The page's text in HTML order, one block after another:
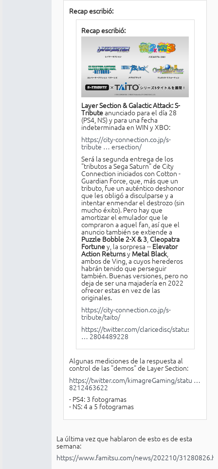
Recap escribió:
Recap escribió:
Layer Section & Galactic Attack: S-
Tributeanunciado para el día 28
(PS4, NS) y para una fecha
indeterminada en WIN y XBO:
https://city-connection.co.jp/s-
tribute … ersection/
Será la segunda entrega de los
"tributos a Sega Saturn" de City
Connection iniciados con Cotton -
Guardian Force, que, más que un
tributo, fue un auténtico deshonor
que les obligó a disculparse y a
intentar enmendar el destrozo (sin
mucho éxito). Pero hay que
amortizar el emulador que le
compraron a aquel fan, así que el
anuncio también se extiende a
Puzzle Bobble 2-X & 3, Cleopatra
Fortuney, la sorpresa -- Elevator
Action Returnsy Metal Black,
ambos de Ving, a cuyos herederos
habrán tenido que perseguir
también. Buenas versiones, pero no
deja de ser una majadería en 2022
ofrecer estas en vez de las
originales.
https://city-connection.co.jp/s-
tribute/taito/
https://twitter.com/claricedisc/status/
… 2804489228
Algunas mediciones de la respuesta al
control de las "demos" de Layer Section:
https://twitter.com/kimagreGaming/statu …
8212463622
- PS4: 3 fotogramas
- NS: 4 a 5 fotogramas
La última vez que hablaron de esto es de esta
semana:
https://www.famitsu.com/news/202210/